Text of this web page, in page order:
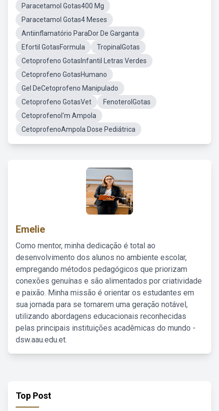
Paracetamol Gotas400 Mg
Paracetamol Gotas4 Meses
Antiinflamatório ParaDor De Garganta
Efortil GotasFormula
TropinalGotas
Cetoprofeno GotasInfantil Letras Verdes
Cetoprofeno GotasHumano
Gel DeCetoprofeno Manipulado
Cetoprofeno GotasVet
FenoterolGotas
CetoprofenoI'm Ampola
CetoprofenoAmpola Dose Pediátrica
Emelie
Como mentor, minha dedicação é total ao
desenvolvimento dos alunos no ambiente escolar,
empregando métodos pedagógicos que priorizam
conexões genuínas e são alimentados por criatividade
e paixão. Minha missão é orientar os estudantes em
sua jornada para se tornarem uma geração notável,
utilizando abordagens educacionais reconhecidas
pelas principais instituições acadêmicas do mundo -
dsw.aau.edu.et.
Top Post